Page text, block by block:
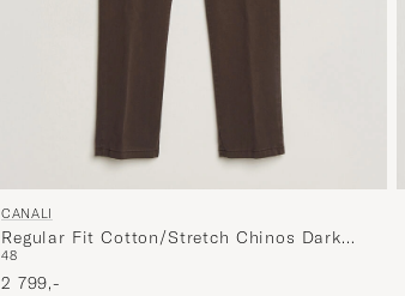
CANALI
Regular Fit Cotton/Stretch Chinos Dark
Brown
48
2 799,-